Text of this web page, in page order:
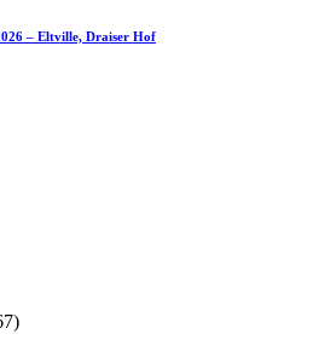
– Eltville, Draiser Hof